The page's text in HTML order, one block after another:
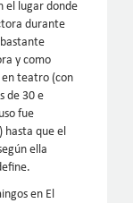
el lugar donde
durante
y como
en teatro (con
de 30 e
fue
hasta que el
ella
en El